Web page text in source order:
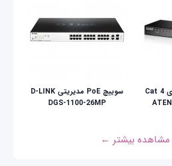
سوئیچ KVM تراکم بالای Cat 4
ای‌تن ۸ پورت مدل ATEN
سوییچ PoE مدیریتی D-LINK
DGS-1100-26MP
مشاهده بیشتر ←